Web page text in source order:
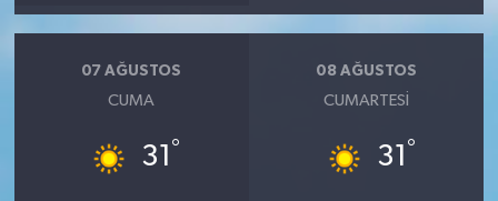
07 AĞUSTOS
CUMA
31 °
08 AĞUSTOS
CUMARTESI
31 °